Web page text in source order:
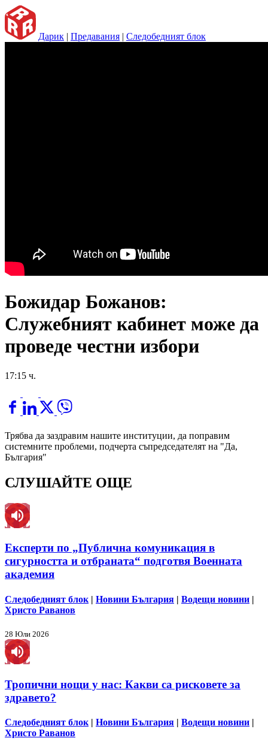
Дарик | Предавания | Следобедният блок
Божидар Божанов:
Служебният кабинет може да
проведе честни избори
17:15 ч.
Трябва да заздравим нашите институции, да поправим
системните проблеми, подчерта съпредседателят на "Да,
България"
СЛУШАЙТЕ ОЩЕ
Експерти по „Публична комуникация в
сигурността и отбраната“ подготвя Военната
академия
Следобедният блок | Новини България | Водещи новини |
Христо Раванов
28 Юли 2026
Тропични нощи у нас: Какви са рисковете за
здравето?
Следобедният блок | Новини България | Водещи новини |
Христо Раванов